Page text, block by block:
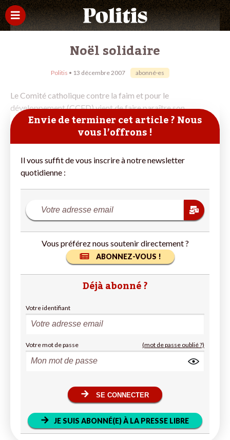
Noël solidaire
Politis • 13 décembre 2007 abonné·es
Le Comité catholique contre la faim et pour le
développement (CCFD) vient de faire paraître son
Envie de terminer cet article ? Nous
vous l’offrons !
Il vous suffit de vous inscrire à notre newsletter
quotidienne :
Vous préférez nous soutenir directement ?
ABONNEZ-VOUS !
Déjà abonné ?
Votre identifiant
Votre mot de passe (mot de passe oublié ?)
SE CONNECTER
JE SUIS ABONNÉ(E) À LA PRESSE LIBRE